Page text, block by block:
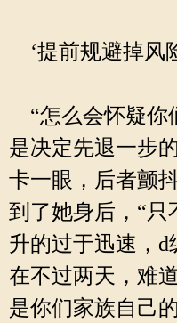
‘提前规避掉风
“怎么会怀疑你
是决定先退一步
卡一眼，后者颤
到了她身后，“只
升的过于迅速，
在不过两天，难
是你们家族自己